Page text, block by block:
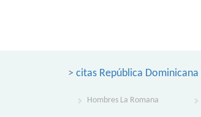
> citas República Dominicana
Hombres La Romana